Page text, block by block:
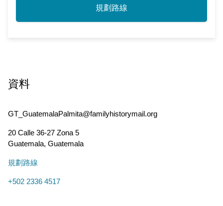
規劃路線
資料
GT_GuatemalaPalmita@familyhistorymail.org
20 Calle 36-27 Zona 5
Guatemala, Guatemala
規劃路線
+502 2336 4517